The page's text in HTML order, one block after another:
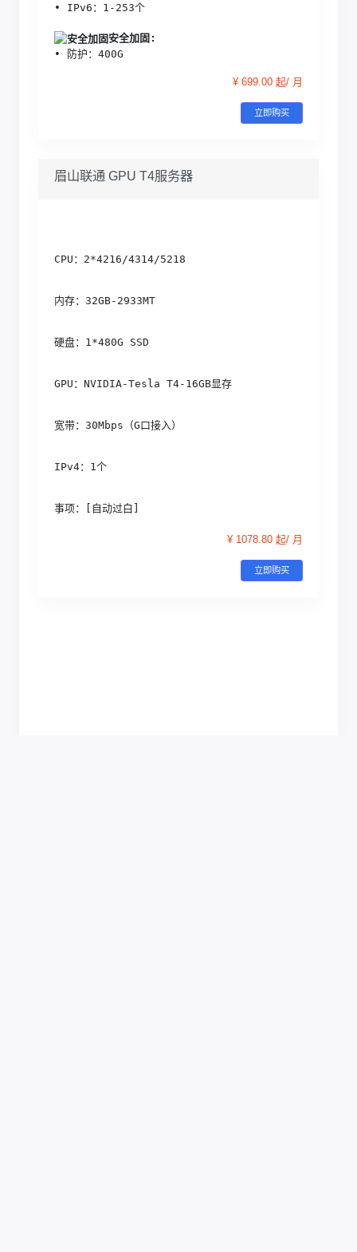
• IPv6：1-253个
安全加固:
• 防护：400G
¥ 699.00 起/ 月
立即购买
眉山联通 GPU T4服务器
CPU：2*4216/4314/5218
内存：32GB-2933MT
硬盘：1*480G SSD
GPU：NVIDIA-Tesla T4-16GB显存
宽带：30Mbps（G口接入）
IPv4：1个
事项：[自动过白]
¥ 1078.80 起/ 月
立即购买